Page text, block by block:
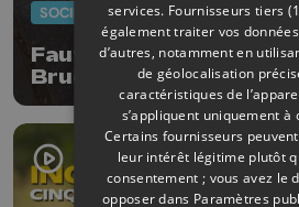
SOCIÉTÉ
Faut-il enlever la dalle
Bruel qui a été à
"Nos ouvriers sont en
services. Fournisseurs tiers
également traiter vos
d’autres, notamment en
de géolocalisation
caractéristiques de
s’appliquent uniquement à
Certains fournisseurs
leur intérêt légitime plutôt
consentement ; vous avez le
opposer dans Paramètres